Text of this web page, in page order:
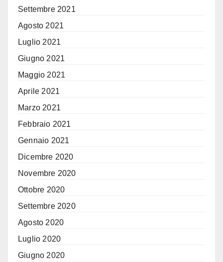
Settembre 2021
Agosto 2021
Luglio 2021
Giugno 2021
Maggio 2021
Aprile 2021
Marzo 2021
Febbraio 2021
Gennaio 2021
Dicembre 2020
Novembre 2020
Ottobre 2020
Settembre 2020
Agosto 2020
Luglio 2020
Giugno 2020